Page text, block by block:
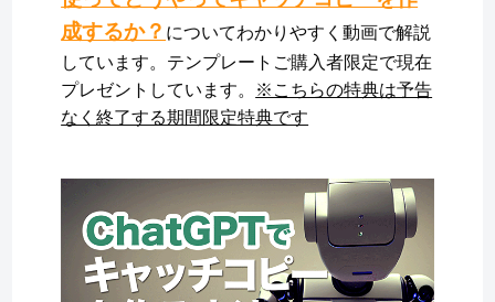
成するか？ についてわかりやすく動画で解説
しています。テンプレートご購入者限定で現在
プレゼントしています。
※こちらの特典は予告
なく終了する期間限定特典です